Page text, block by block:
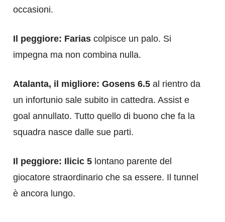
occasioni.
Il peggiore: Farias colpisce un palo. Si
impegna ma non combina nulla.
Atalanta, il migliore: Gosens 6.5 al rientro da
un infortunio sale subito in cattedra. Assist e
goal annullato. Tutto quello di buono che fa la
squadra nasce dalle sue parti.
Il peggiore: Ilicic 5 lontano parente del
giocatore straordinario che sa essere. Il tunnel
è ancora lungo.